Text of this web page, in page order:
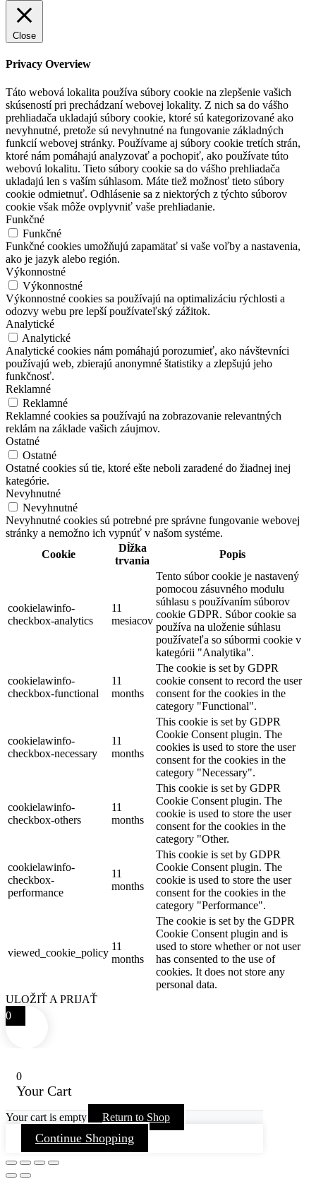
Close
Privacy Overview
Táto webová lokalita používa súbory cookie na zlepšenie vašich
skúseností pri prechádzaní webovej lokality. Z nich sa do vášho
prehliadača ukladajú súbory cookie, ktoré sú kategorizované ako
nevyhnutné, pretože sú nevyhnutné na fungovanie základných
funkcií webovej stránky. Používame aj súbory cookie tretích strán,
ktoré nám pomáhajú analyzovať a pochopiť, ako používate túto
webovú lokalitu. Tieto súbory cookie sa do vášho prehliadača
ukladajú len s vaším súhlasom. Máte tiež možnosť tieto súbory
cookie odmietnuť. Odhlásenie sa z niektorých z týchto súborov
cookie však môže ovplyvniť vaše prehliadanie.
Funkčné
Funkčné
Funkčné cookies umožňujú zapamätať si vaše voľby a nastavenia,
ako je jazyk alebo región.
Výkonnostné
Výkonnostné
Výkonnostné cookies sa používajú na optimalizáciu rýchlosti a
odozvy webu pre lepší používateľský zážitok.
Analytické
Analytické
Analytické cookies nám pomáhajú porozumieť, ako návštevníci
používajú web, zbierajú anonymné štatistiky a zlepšujú jeho
funkčnosť.
Reklamné
Reklamné
Reklamné cookies sa používajú na zobrazovanie relevantných
reklám na základe vašich záujmov.
Ostatné
Ostatné
Ostatné cookies sú tie, ktoré ešte neboli zaradené do žiadnej inej
kategórie.
Nevyhnutné
Nevyhnutné
Nevyhnutné cookies sú potrebné pre správne fungovanie webovej
stránky a nemožno ich vypnúť v našom systéme.
Cookie
Dĺžka
trvania
Popis
cookielawinfo-
checkbox-analytics
11
mesiacov
Tento súbor cookie je nastavený
pomocou zásuvného modulu
súhlasu s používaním súborov
cookie GDPR. Súbor cookie sa
používa na uloženie súhlasu
používateľa so súbormi cookie v
kategórii "Analytika".
cookielawinfo-
checkbox-functional
11
months
The cookie is set by GDPR
cookie consent to record the user
consent for the cookies in the
category "Functional".
cookielawinfo-
checkbox-necessary
11
months
This cookie is set by GDPR
Cookie Consent plugin. The
cookies is used to store the user
consent for the cookies in the
category "Necessary".
cookielawinfo-
checkbox-others
11
months
This cookie is set by GDPR
Cookie Consent plugin. The
cookie is used to store the user
consent for the cookies in the
category "Other.
cookielawinfo-
checkbox-
performance
11
months
This cookie is set by GDPR
Cookie Consent plugin. The
cookie is used to store the user
consent for the cookies in the
category "Performance".
viewed_cookie_policy
11
months
The cookie is set by the GDPR
Cookie Consent plugin and is
used to store whether or not user
has consented to the use of
cookies. It does not store any
personal data.
ULOŽIŤ A PRIJAŤ
0
0
Your Cart
Your cart is empty Return to Shop
Continue Shopping